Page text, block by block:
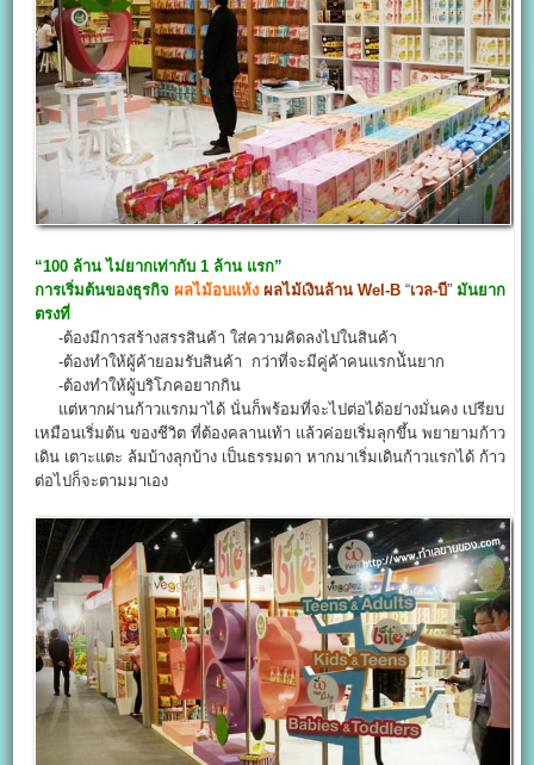
“100 ล้าน ไม่ยากเท่ากับ 1 ล้าน แรก”
การเริ่มต้นของธุรกิจ ผลไม้อบแห้ง ผลไม้เงินล้าน Wel-B “เวล-บี”มันยาก
ตรงที่
-ต้องมีการสร้างสรรสินค้า ใส่ความคิดลงไปในสินค้า
-ต้องทำให้ผู้ค้ายอมรับสินค้า กว่าที่จะมีคู่ค้าคนแรกน้ันยาก
-ต้องทำให้ผู้บริโภคอยากกิน
แต่หากผ่านก้าวแรกมาได้ นั่นก็พร้อมที่จะไปต่อได้อย่างมั่นคง เปรียบ
เหมือนเริ่มต้น ของชีวิต ที่ต้องคลานเท้า แล้วค่อยเริ่มลุกขึ้น พยายามก้าว
เดิน เตาะแตะ ล้มบ้างลุกบ้าง เป็นธรรมดา หากมาเริ่มเดินก้าวแรกได้ ก้าว
ต่อไปก็จะตามมาเอง